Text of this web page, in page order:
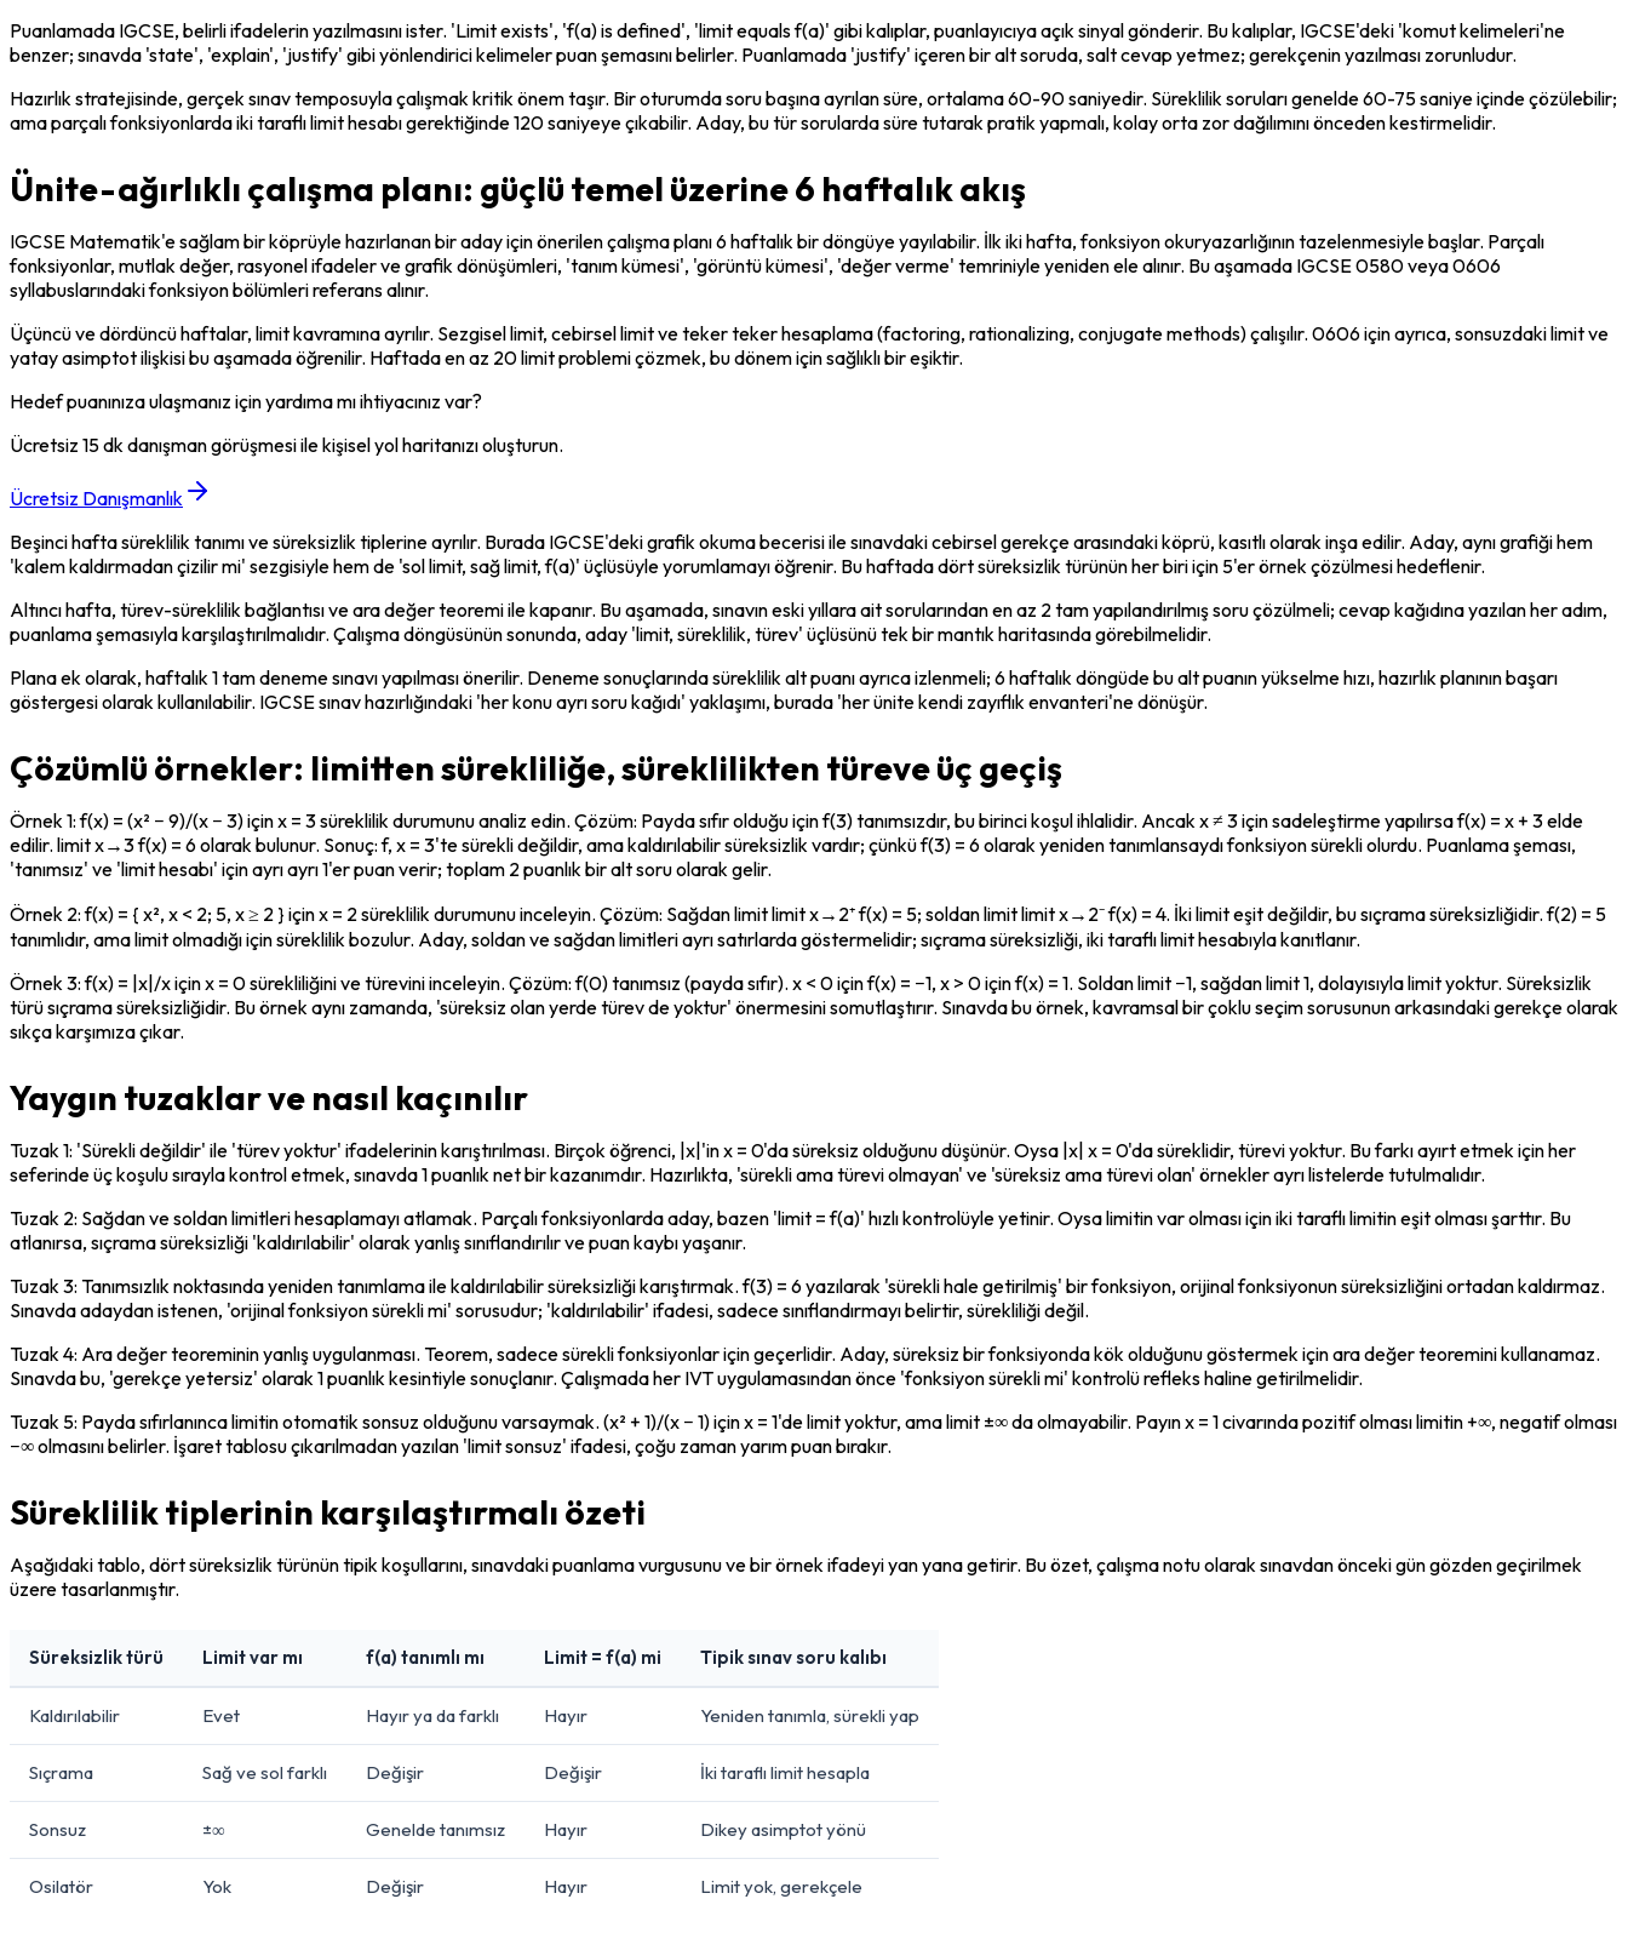
Puanlamada IGCSE, belirli ifadelerin yazılmasını ister. 'Limit exists', 'f(a) is defined', 'limit equals f(a)' gibi kalıplar, puanlayıcıya açık sinyal gönderir. Bu kalıplar, IGCSE'deki 'komut kelimeleri'ne
benzer; sınavda 'state', 'explain', 'justify' gibi yönlendirici kelimeler puan şemasını belirler. Puanlamada 'justify' içeren bir alt soruda, salt cevap yetmez; gerekçenin yazılması zorunludur.
Hazırlık stratejisinde, gerçek sınav temposuyla çalışmak kritik önem taşır. Bir oturumda soru başına ayrılan süre, ortalama 60-90 saniyedir. Süreklilik soruları genelde 60-75 saniye içinde çözülebilir;
ama parçalı fonksiyonlarda iki taraflı limit hesabı gerektiğinde 120 saniyeye çıkabilir. Aday, bu tür sorularda süre tutarak pratik yapmalı, kolay orta zor dağılımını önceden kestirmelidir.
Ünite-ağırlıklı çalışma planı: güçlü temel üzerine 6 haftalık akış
IGCSE Matematik'e sağlam bir köprüyle hazırlanan bir aday için önerilen çalışma planı 6 haftalık bir döngüye yayılabilir. İlk iki hafta, fonksiyon okuryazarlığının tazelenmesiyle başlar. Parçalı
fonksiyonlar, mutlak değer, rasyonel ifadeler ve grafik dönüşümleri, 'tanım kümesi', 'görüntü kümesi', 'değer verme' temriniyle yeniden ele alınır. Bu aşamada IGCSE 0580 veya 0606
syllabuslarındaki fonksiyon bölümleri referans alınır.
Üçüncü ve dördüncü haftalar, limit kavramına ayrılır. Sezgisel limit, cebirsel limit ve teker teker hesaplama (factoring, rationalizing, conjugate methods) çalışılır. 0606 için ayrıca, sonsuzdaki limit ve
yatay asimptot ilişkisi bu aşamada öğrenilir. Haftada en az 20 limit problemi çözmek, bu dönem için sağlıklı bir eşiktir.
Hedef puanınıza ulaşmanız için yardıma mı ihtiyacınız var?
Ücretsiz 15 dk danışman görüşmesi ile kişisel yol haritanızı oluşturun.
Ücretsiz Danışmanlık
Beşinci hafta süreklilik tanımı ve süreksizlik tiplerine ayrılır. Burada IGCSE'deki grafik okuma becerisi ile sınavdaki cebirsel gerekçe arasındaki köprü, kasıtlı olarak inşa edilir. Aday, aynı grafiği hem
'kalem kaldırmadan çizilir mi' sezgisiyle hem de 'sol limit, sağ limit, f(a)' üçlüsüyle yorumlamayı öğrenir. Bu haftada dört süreksizlik türünün her biri için 5'er örnek çözülmesi hedeflenir.
Altıncı hafta, türev-süreklilik bağlantısı ve ara değer teoremi ile kapanır. Bu aşamada, sınavın eski yıllara ait sorularından en az 2 tam yapılandırılmış soru çözülmeli; cevap kağıdına yazılan her adım,
puanlama şemasıyla karşılaştırılmalıdır. Çalışma döngüsünün sonunda, aday 'limit, süreklilik, türev' üçlüsünü tek bir mantık haritasında görebilmelidir.
Plana ek olarak, haftalık 1 tam deneme sınavı yapılması önerilir. Deneme sonuçlarında süreklilik alt puanı ayrıca izlenmeli; 6 haftalık döngüde bu alt puanın yükselme hızı, hazırlık planının başarı
göstergesi olarak kullanılabilir. IGCSE sınav hazırlığındaki 'her konu ayrı soru kağıdı' yaklaşımı, burada 'her ünite kendi zayıflık envanteri'ne dönüşür.
Çözümlü örnekler: limitten sürekliliğe, süreklilikten türeve üç geçiş
Örnek 1: f(x) = (x² − 9)/(x − 3) için x = 3 süreklilik durumunu analiz edin. Çözüm: Payda sıfır olduğu için f(3) tanımsızdır, bu birinci koşul ihlalidir. Ancak x ≠ 3 için sadeleştirme yapılırsa f(x) = x + 3 elde
edilir. limit x→3 f(x) = 6 olarak bulunur. Sonuç: f, x = 3'te sürekli değildir, ama kaldırılabilir süreksizlik vardır; çünkü f(3) = 6 olarak yeniden tanımlansaydı fonksiyon sürekli olurdu. Puanlama şeması,
'tanımsız' ve 'limit hesabı' için ayrı ayrı 1'er puan verir; toplam 2 puanlık bir alt soru olarak gelir.
Örnek 2: f(x) = { x², x < 2; 5, x ≥ 2 } için x = 2 süreklilik durumunu inceleyin. Çözüm: Sağdan limit limit x→2⁺ f(x) = 5; soldan limit limit x→2⁻ f(x) = 4. İki limit eşit değildir, bu sıçrama süreksizliğidir. f(2) = 5
tanımlıdır, ama limit olmadığı için süreklilik bozulur. Aday, soldan ve sağdan limitleri ayrı satırlarda göstermelidir; sıçrama süreksizliği, iki taraflı limit hesabıyla kanıtlanır.
Örnek 3: f(x) = |x|/x için x = 0 sürekliliğini ve türevini inceleyin. Çözüm: f(0) tanımsız (payda sıfır). x < 0 için f(x) = −1, x > 0 için f(x) = 1. Soldan limit −1, sağdan limit 1, dolayısıyla limit yoktur. Süreksizlik
türü sıçrama süreksizliğidir. Bu örnek aynı zamanda, 'süreksiz olan yerde türev de yoktur' önermesini somutlaştırır. Sınavda bu örnek, kavramsal bir çoklu seçim sorusunun arkasındaki gerekçe olarak
sıkça karşımıza çıkar.
Yaygın tuzaklar ve nasıl kaçınılır
Tuzak 1: 'Sürekli değildir' ile 'türev yoktur' ifadelerinin karıştırılması. Birçok öğrenci, |x|'in x = 0'da süreksiz olduğunu düşünür. Oysa |x| x = 0'da süreklidir, türevi yoktur. Bu farkı ayırt etmek için her
seferinde üç koşulu sırayla kontrol etmek, sınavda 1 puanlık net bir kazanımdır. Hazırlıkta, 'sürekli ama türevi olmayan' ve 'süreksiz ama türevi olan' örnekler ayrı listelerde tutulmalıdır.
Tuzak 2: Sağdan ve soldan limitleri hesaplamayı atlamak. Parçalı fonksiyonlarda aday, bazen 'limit = f(a)' hızlı kontrolüyle yetinir. Oysa limitin var olması için iki taraflı limitin eşit olması şarttır. Bu
atlanırsa, sıçrama süreksizliği 'kaldırılabilir' olarak yanlış sınıflandırılır ve puan kaybı yaşanır.
Tuzak 3: Tanımsızlık noktasında yeniden tanımlama ile kaldırılabilir süreksizliği karıştırmak. f(3) = 6 yazılarak 'sürekli hale getirilmiş' bir fonksiyon, orijinal fonksiyonun süreksizliğini ortadan kaldırmaz.
Sınavda adaydan istenen, 'orijinal fonksiyon sürekli mi' sorusudur; 'kaldırılabilir' ifadesi, sadece sınıflandırmayı belirtir, sürekliliği değil.
Tuzak 4: Ara değer teoreminin yanlış uygulanması. Teorem, sadece sürekli fonksiyonlar için geçerlidir. Aday, süreksiz bir fonksiyonda kök olduğunu göstermek için ara değer teoremini kullanamaz.
Sınavda bu, 'gerekçe yetersiz' olarak 1 puanlık kesintiyle sonuçlanır. Çalışmada her IVT uygulamasından önce 'fonksiyon sürekli mi' kontrolü refleks haline getirilmelidir.
Tuzak 5: Payda sıfırlanınca limitin otomatik sonsuz olduğunu varsaymak. (x² + 1)/(x − 1) için x = 1'de limit yoktur, ama limit ±∞ da olmayabilir. Payın x = 1 civarında pozitif olması limitin +∞, negatif olması
−∞ olmasını belirler. İşaret tablosu çıkarılmadan yazılan 'limit sonsuz' ifadesi, çoğu zaman yarım puan bırakır.
Süreklilik tiplerinin karşılaştırmalı özeti
Aşağıdaki tablo, dört süreksizlik türünün tipik koşullarını, sınavdaki puanlama vurgusunu ve bir örnek ifadeyi yan yana getirir. Bu özet, çalışma notu olarak sınavdan önceki gün gözden geçirilmek
üzere tasarlanmıştır.
Süreksizlik türü Limit var mı f(a) tanımlı mı Limit = f(a) mi Tipik sınav soru kalıbı
Kaldırılabilir Evet Hayır ya da farklı Hayır Yeniden tanımla, sürekli yap
Sıçrama Sağ ve sol farklı Değişir Değişir İki taraflı limit hesapla
Sonsuz ±∞ Genelde tanımsız Hayır Dikey asimptot yönü
Osilatör Yok Değişir Hayır Limit yok, gerekçele